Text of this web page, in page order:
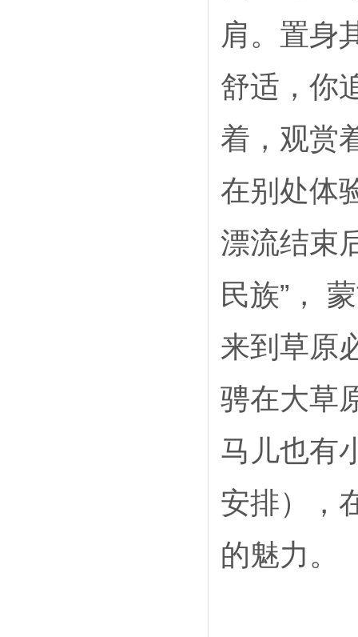
肩。置身
舒适，你
着，观赏
在别处体
漂流结束
民族”，
来到草原
骋在大草
马儿也有
安排），
的魅力。